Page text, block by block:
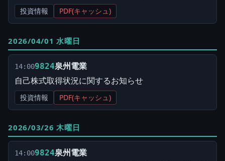
投資情報 PDF(キャッシュ)
2026/04/01 水曜日
14:009824泉州電業
自己株式取得状況に関するお知らせ
投資情報 PDF(キャッシュ)
2026/03/26 木曜日
14:009824泉州電業